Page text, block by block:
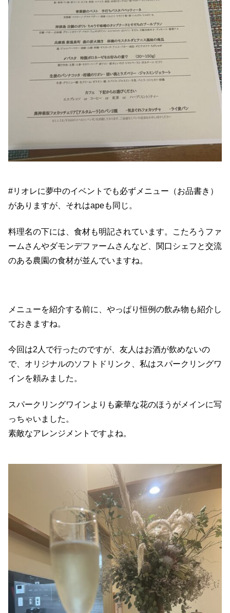
#リオレに夢中のイベントでも必ずメニュー（お品書き）
がありますが、それはapeも同じ。
料理名の下には、食材も明記されています。こたろうファ
ームさんやダモンデファームさんなど、関口シェフと交流
のある農園の食材が並んでいますね。
メニューを紹介する前に、やっぱり恒例の飲み物も紹介し
ておきますね。
今回は2人で行ったのですが、友人はお酒が飲めないの
で、オリジナルのソフトドリンク、私はスパークリングワ
インを頼みました。
スパークリングワインよりも豪華な花のほうがメインに写
っちゃいました。
素敵なアレンジメントですよね。